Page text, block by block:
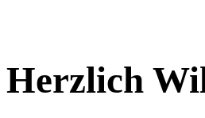
Herzlich